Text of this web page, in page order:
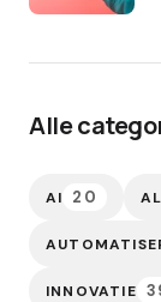
Alle
AI 20
INNOVATIE